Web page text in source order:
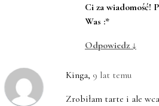
Ci za wiadomość!
Was :*
Odpowiedz ↓
Kinga, 9 lat temu
Zrobiłam tarte i ale